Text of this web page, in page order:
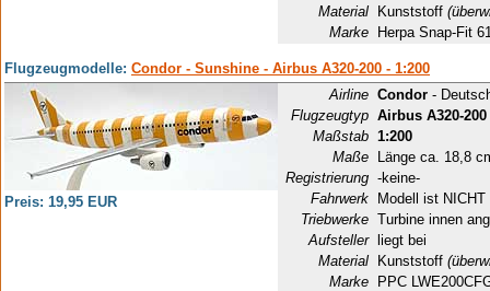
Material
Kunststoff
Marke
Herpa Snap-Fit
Flugzeugmodelle: Condor - Sunshine - Airbus A320-200 - 1:200
Preis: 19,95 EUR
Airline Condor -
Flugzeugtyp Airbus A320-200
Maßstab 1:200
Maße
Länge ca. 18,8
Registrierung -keine-
Fahrwerk
Modell ist
Triebwerke Turbine innen
Aufsteller
liegt bei
Material
Kunststoff
Marke
PPC